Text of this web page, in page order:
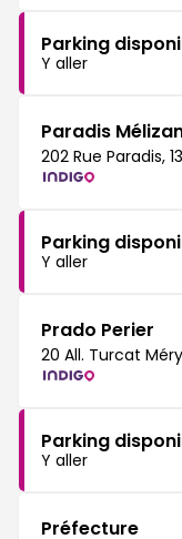
Parking
Y aller
Paradis
202 Rue Paradis,
Parking
Y aller
Prado Perier
20 All. Turcat
Parking
Y aller
Préfecture